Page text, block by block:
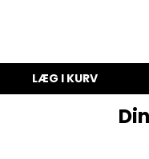
LÆG I KURV